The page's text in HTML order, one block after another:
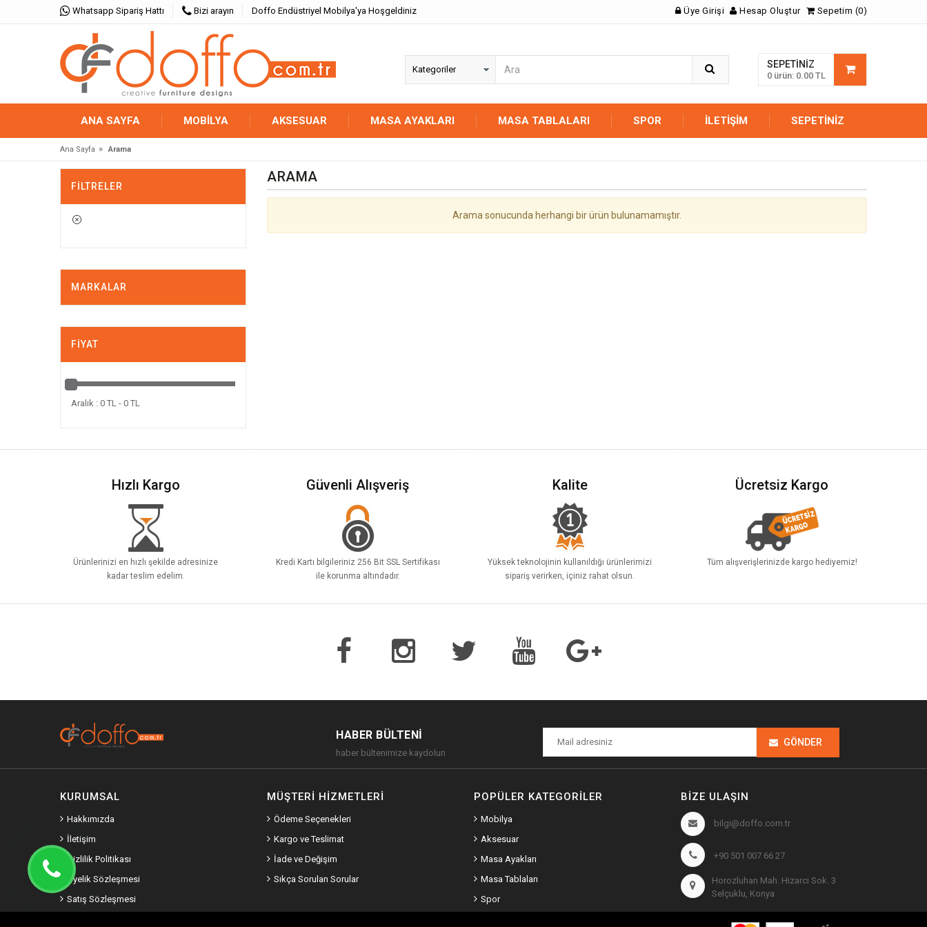
Whatsapp Sipariş Hattı Bizi arayın Doffo Endüstriyel Mobilya'ya Hoşgeldiniz Üye Girişi Hesap Oluştur Sepetim (0)
SEPETINIZ
0 ürün: 0.00 TL
ANA SAYFA MOBİLYA AKSESUAR MASA AYAKLARI MASA TABLALARI SPOR İLETIŞIM SEPETINIZ
Ana Sayfa » Arama
ARAMA
Arama sonucunda herhangi bir ürün bulunamamıştır.
FILTRELER
MARKALAR
FIYAT
Aralık : 0 TL - 0 TL
Hızlı Kargo
Ürünlerinizi en hızlı şekilde adresinize
kadar teslim edelim.
Güvenli Alışveriş
Kredi Kartı bilgileriniz 256 Bit SSL Sertifikası
ile korunma altındadır.
Kalite
Yüksek teknolojinin kullanıldığı ürünlerimizi
sipariş verirken, içiniz rahat olsun.
Ücretsiz Kargo
Tüm alışverişlerinizde kargo hediyemiz!
HABER BÜLTENI
haber bültenimize kaydolun
GÖNDER
KURUMSAL
Hakkımızda
İletişim
Gizlilik Politikası
Üyelik Sözleşmesi
Satış Sözleşmesi
MÜŞTERI HIZMETLERI
Ödeme Seçenekleri
Kargo ve Teslimat
İade ve Değişim
Sıkça Sorulan Sorular
POPÜLER KATEGORILER
Mobilya
Aksesuar
Masa Ayakları
Masa Tablaları
Spor
BIZE ULAŞIN
bilgi@doffo.com.tr
+90 501 007 66 27
Horozluhan Mah. Hizarcı Sok. 3
Selçuklu, Konya